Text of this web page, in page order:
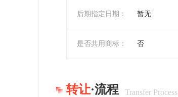
后期指定日期： 暂无
是否共用商标： 否
转让·流程 Transfer Process